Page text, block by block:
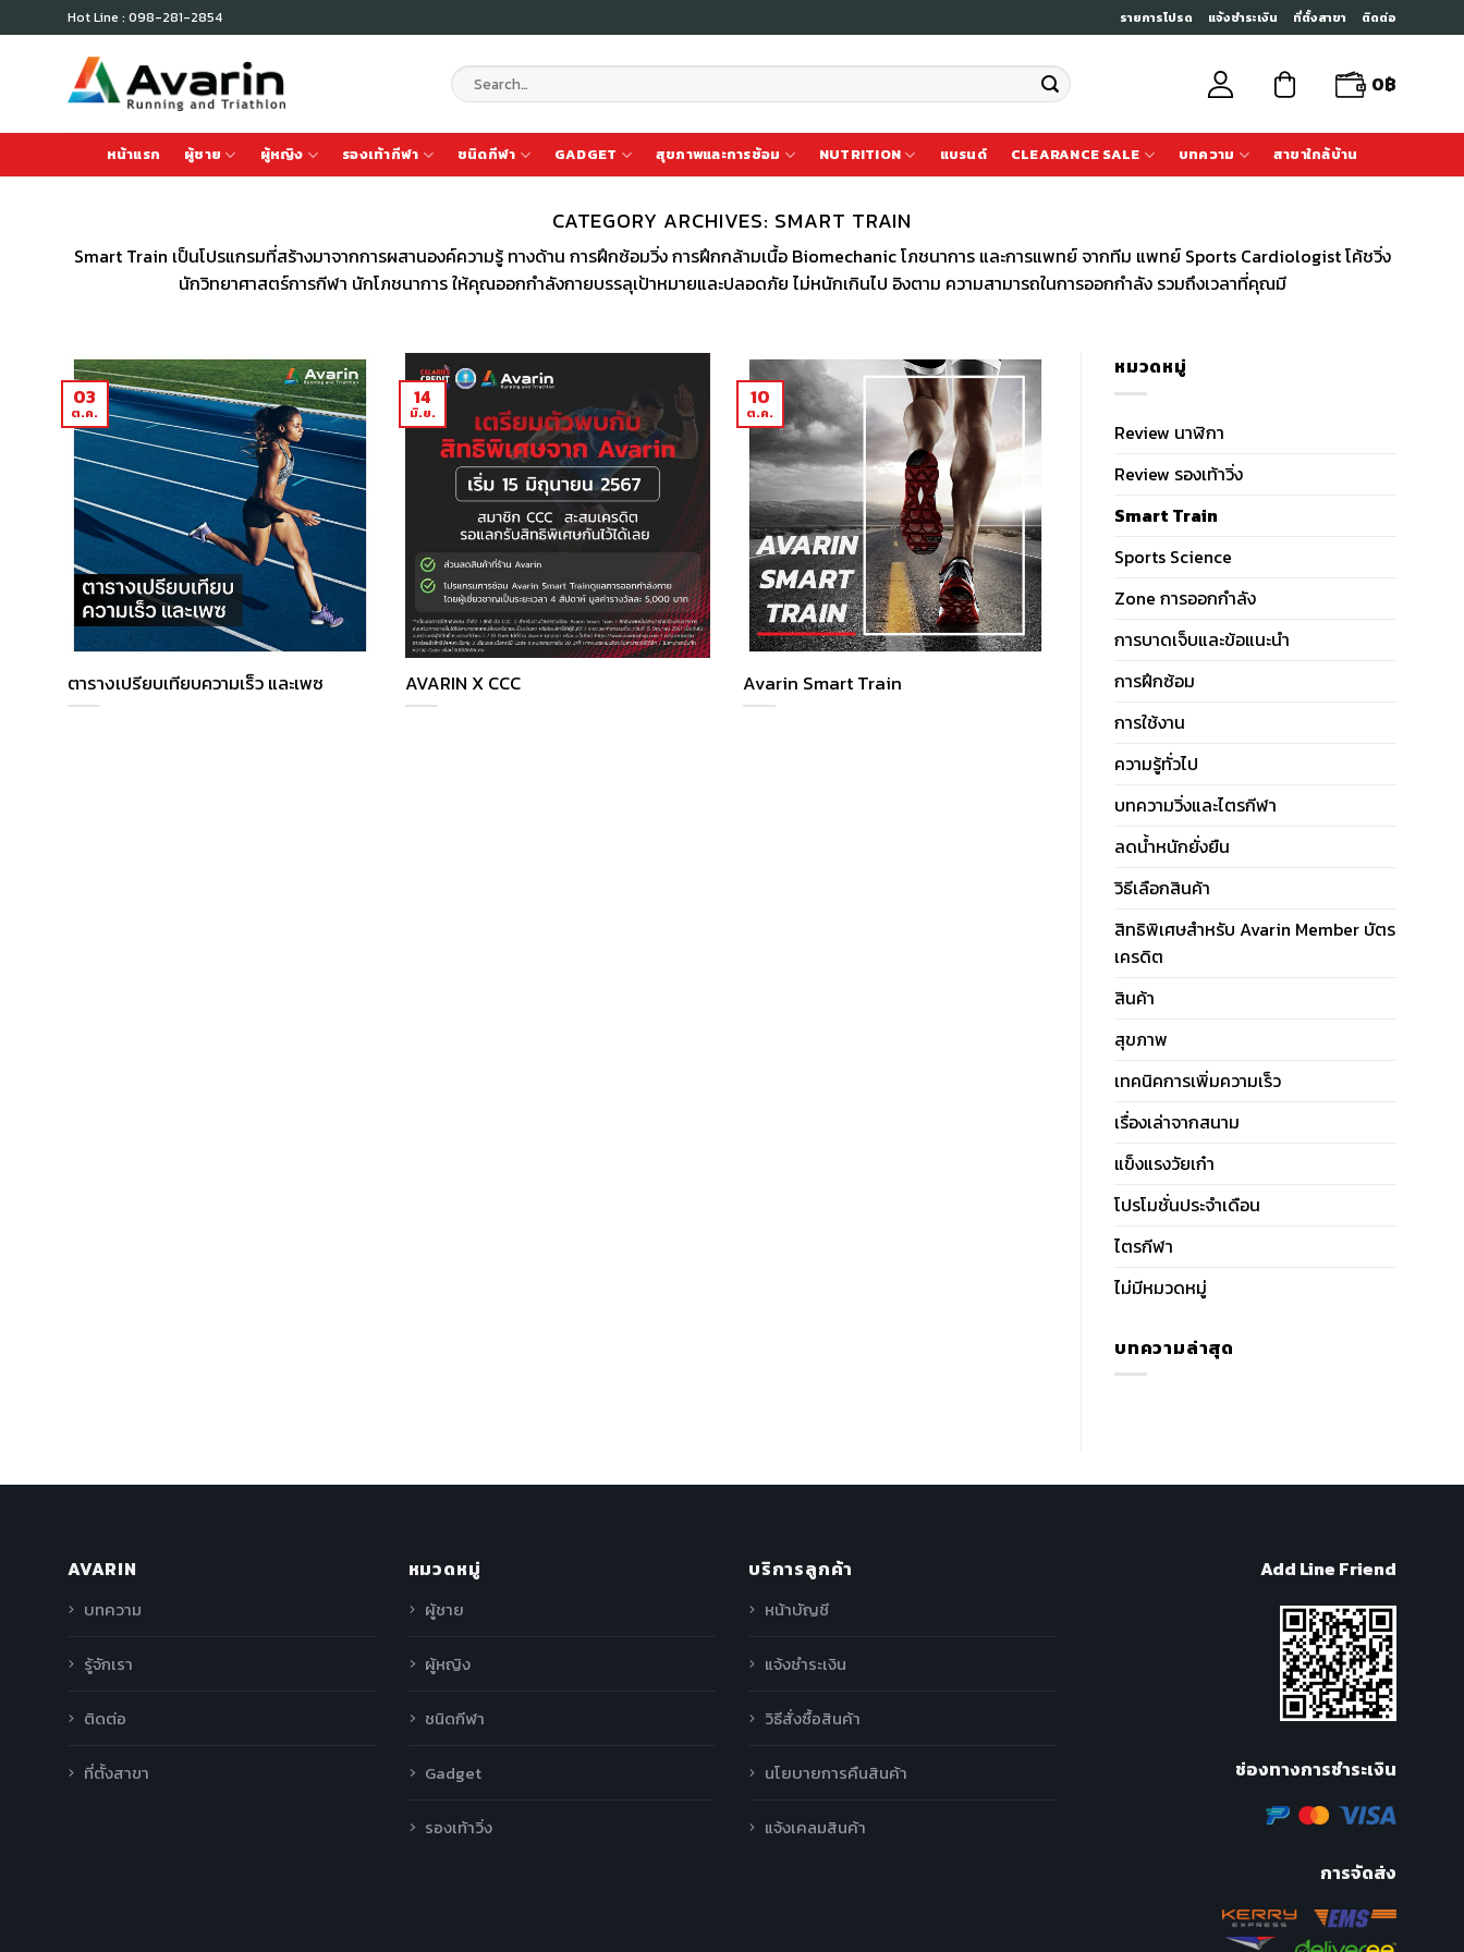
to
Hot Line : 098-281-2854 รายการโปรด แจ้งชำระเงิน ที่ตั้งสาขา ติดต่อ
Search
for:
0฿
หน้าแรก ผู้ชาย ผู้หญิง รองเท้ากีฬา ชนิดกีฬา GADGET สุขภาพและการซ้อม NUTRITION แบรนด์ CLEARANCE SALE บทความ สาขาใกล้บ้าน
CATEGORY ARCHIVES: SMART TRAIN
Smart Train เป็นโปรแกรมที่สร้างมาจากการผสานองค์ความรู้ ทางด้าน การฝึกซ้อมวิ่ง การฝึกกล้ามเนื้อ Biomechanic โภชนาการ และการแพทย์ จากทีม แพทย์ Sports Cardiologist โค้ชวิ่ง
นักวิทยาศาสตร์การกีฬา นักโภชนาการ ให้คุณออกกำลังกายบรรลุเป้าหมายและปลอดภัย ไม่หนักเกินไป อิงตาม ความสามารถในการออกกำลัง รวมถึงเวลาที่คุณมี
ตารางเปรียบเทียบความเร็ว และเพซ
03
ต.ค.
AVARIN X CCC
14
มิ.ย.
Avarin Smart Train
10
ต.ค.
หมวดหมู่
Review นาฬิกา
Review รองเท้าวิ่ง
Smart Train
Sports Science
Zone การออกกำลัง
การบาดเจ็บและข้อแนะนำ
การฝึกซ้อม
การใช้งาน
ความรู้ทั่วไป
บทความวิ่งและไตรกีฬา
ลดน้ำหนักยั่งยืน
วิธีเลือกสินค้า
สิทธิพิเศษสำหรับ Avarin Member บัตร
เครดิต
สินค้า
สุขภาพ
เทคนิคการเพิ่มความเร็ว
เรื่องเล่าจากสนาม
แข็งแรงวัยเก๋า
โปรโมชั่นประจำเดือน
ไตรกีฬา
ไม่มีหมวดหมู่
บทความล่าสุด
AVARIN
บทความ
รู้จักเรา
ติดต่อ
ที่ตั้งสาขา
หมวดหมู่
ผู้ชาย
ผู้หญิง
ชนิดกีฬา
Gadget
รองเท้าวิ่ง
บริการลูกค้า
หน้าบัญชี
แจ้งชำระเงิน
วิธีสั่งซื้อสินค้า
นโยบายการคืนสินค้า
แจ้งเคลมสินค้า
Add Line Friend
ช่องทางการชำระเงิน
การจัดส่ง